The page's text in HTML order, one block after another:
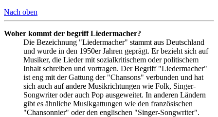
Nach oben
Woher kommt der begriff Liedermacher?
Die Bezeichnung "Liedermacher" stammt aus Deutschland
und wurde in den 1950er Jahren geprägt. Er bezieht sich auf
Musiker, die Lieder mit sozialkritischem oder politischem
Inhalt schreiben und vortragen. Der Begriff "Liedermacher"
ist eng mit der Gattung der "Chansons" verbunden und hat
sich auch auf andere Musikrichtungen wie Folk, Singer-
Songwriter oder auch Pop ausgeweitet. In anderen Ländern
gibt es ähnliche Musikgattungen wie den französischen
"Chansonnier" oder den englischen "Singer-Songwriter".